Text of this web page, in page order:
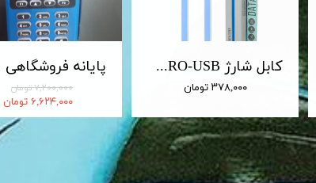
۷,۲۰۰,۰۰۰ تومان
۶,۶۲۴,۰۰۰ تومان
کابل شارژ MICRO-USB اندروید LDNIO الدینیو مدل XS-07 متراژ 1 متر
۳۷۸,۰۰۰ تومان